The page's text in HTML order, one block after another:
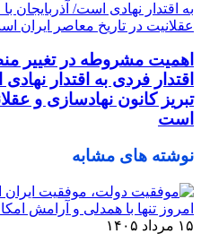
اهمیت مشروطه در تغییر
اقتدار فردی به اقتدار
تبریز کانون نهادسازی و
است
نوشته های مشابه
۱۵ مرداد ۱۴۰۵